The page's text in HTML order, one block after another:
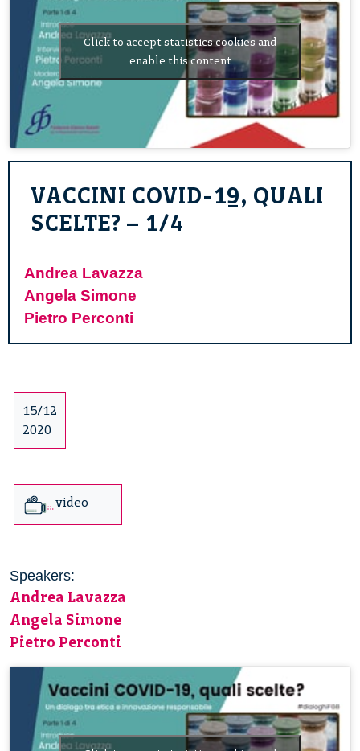
Click to accept statistics cookies and
enable this content
VACCINI COVID-19, QUALI
SCELTE? – 1/4
Andrea Lavazza
Angela Simone
Pietro Perconti
15/12
2020
video
Speakers:
Andrea Lavazza
Angela Simone
Pietro Perconti